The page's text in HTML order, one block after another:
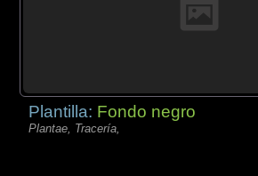
Plantilla: Fondo negro
Plantae, Tracería,